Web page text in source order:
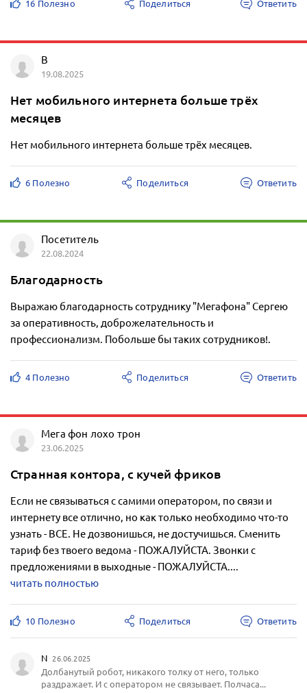
16 Полезно Поделиться Ответить
В
19.08.2025
Нет мобильного интернета больше трёх
месяцев
Нет мобильного интернета больше трёх месяцев.
6 Полезно Поделиться Ответить
Посетитель
22.08.2024
Благодарность
Выражаю благодарность сотруднику "Мегафона" Сергею
за оперативность, доброжелательность и
профессионализм. Побольше бы таких сотрудников!.
4 Полезно Поделиться Ответить
Мега фон лохо трон
23.06.2025
Странная контора, с кучей фриков
Если не связываться с самими оператором, по связи и
интернету все отлично, но как только необходимо что-то
узнать - ВСЕ. Не дозвонишься, не достучишься. Сменить
тариф без твоего ведома - ПОЖАЛУЙСТА. Звонки с
предложениями в выходные - ПОЖАЛУЙСТА....
читать полностью
10 Полезно Поделиться Ответить
N 26.06.2025
Долбанутый робот, никакого толку от него, только
раздражает. И с оператором не связывает. Полчаса...